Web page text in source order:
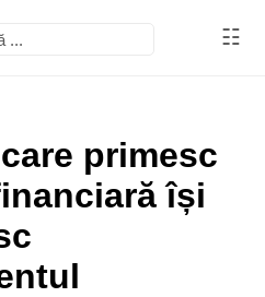
☷
primesc
își